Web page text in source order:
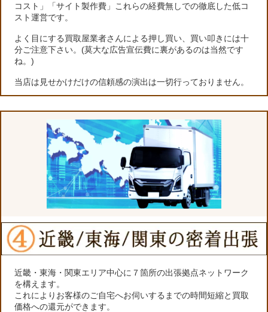
コスト」「サイト製作費」これらの経費無しでの徹底した低コ
スト運営です。
よく目にする買取屋業者さんによる押し買い、買い叩きには十
分ご注意下さい。(莫大な広告宣伝費に裏があるのは当然です
ね。)
当店は見せかけだけの信頼感の演出は一切行っておりません。
近畿・東海・関東エリア中心に７箇所の出張拠点ネットワーク
を構えます。
これによりお客様のご自宅へお伺いするまでの時間短縮と買取
価格への還元ができます。